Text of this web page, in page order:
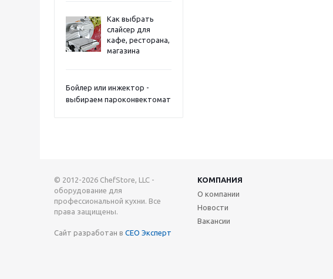
Как выбрать
слайсер для
кафе, ресторана,
магазина
Бойлер или инжектор -
выбираем пароконвектомат
© 2012-2026 ChefStore, LLC -
оборудование для
профессиональной кухни. Все
права защищены.
Сайт разработан в СЕО Эксперт
КОМПАНИЯ
О компании
Новости
Вакансии